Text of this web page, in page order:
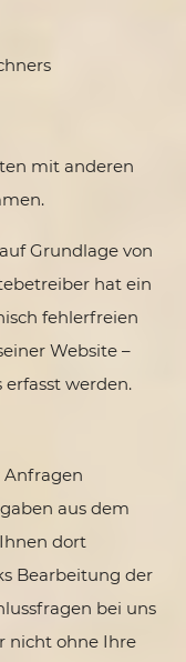
mit anderen
Grundlage von
hat ein
fehlerfreien
Website –
erfasst werden.
Anfragen
aus dem
dort
Bearbeitung der
bei uns
nicht ohne Ihre